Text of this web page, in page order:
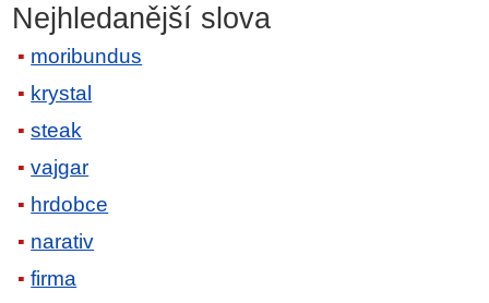
Nejhledanější slova
moribundus
krystal
steak
vajgar
hrdobce
narativ
firma